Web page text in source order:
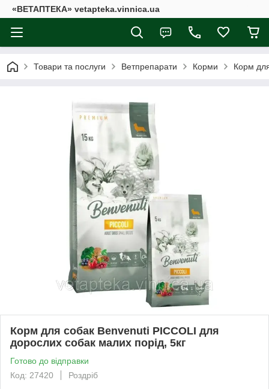
«ВЕТАПТЕКА» vetapteka.vinnica.ua
Товари та послуги Ветпрепарати Корми Корм
Корм для собак Benvenuti PICCOLI для
дорослих собак малих порід, 5кг
Готово до відправки
Код: 27420
Роздріб